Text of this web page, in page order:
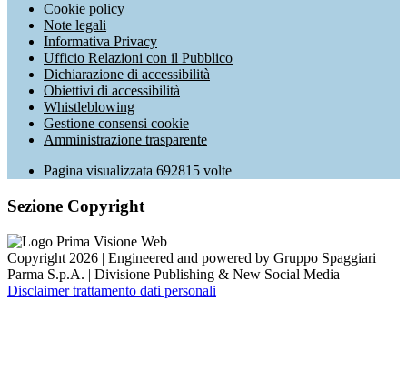
Cookie policy
Note legali
Informativa Privacy
Ufficio Relazioni con il Pubblico
Dichiarazione di accessibilità
Obiettivi di accessibilità
Whistleblowing
Gestione consensi cookie
Amministrazione trasparente
Pagina visualizzata 692815 volte
Sezione Copyright
Copyright 2026 | Engineered and powered by Gruppo Spaggiari
Parma S.p.A. | Divisione Publishing & New Social Media
Disclaimer trattamento dati personali